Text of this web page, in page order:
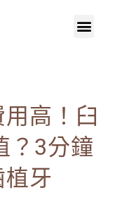
高！臼
？3分鐘
牙